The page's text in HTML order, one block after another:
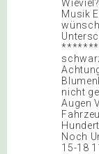
Musik
nicht
Augen
Noch
15-18